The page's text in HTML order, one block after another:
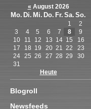
« August 2026
Mo. Di. Mi. Do. Fr. Sa. So.
1
2
3
4 5 6 7 8
9
10
11 12 13 14 15
16
17
18 19 20 21 22
23
24
25 26 27 28 29
30
31
Heute
Blogroll
Newsfeeds